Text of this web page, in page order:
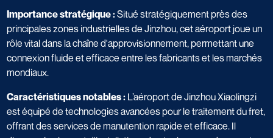
Importance stratégique :Situé stratégiquement près des
principales zones industrielles de Jinzhou, cet aéroport joue un
rôle vital dans la chaîne d'approvisionnement, permettant une
connexion fluide et efficace entre les fabricants et les marchés
mondiaux.
Caractéristiques notables : L’aéroport de Jinzhou Xiaolingzi
est équipé de technologies avancées pour le traitement du fret,
offrant des services de manutention rapide et efficace. Il